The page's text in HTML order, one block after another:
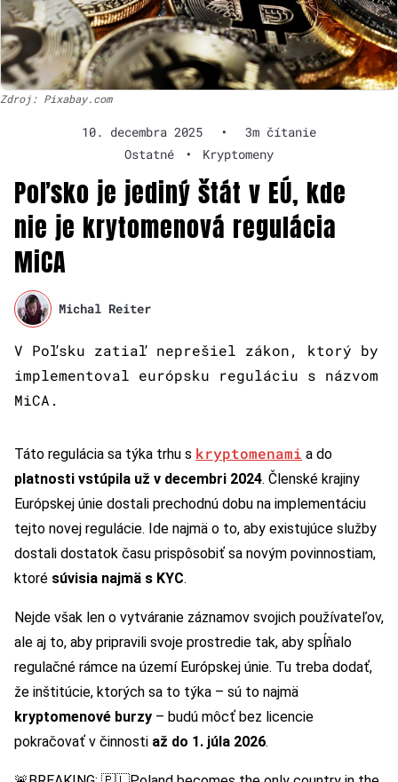
Zdroj: Pixabay.com
10. decembra 2025 •
3m čítanie
Ostatné
• Kryptomeny
Poľsko je jediný štát v EÚ, kde
nie je krytomenová regulácia
MiCA
Michal Reiter
V Poľsku zatiaľ neprešiel zákon, ktorý by
implementoval európsku reguláciu s názvom
MiCA.
Táto regulácia sa týka trhu s kryptomenami a do
platnosti vstúpila už v decembri 2024. Členské krajiny
Európskej únie dostali prechodnú dobu na implementáciu
tejto novej regulácie. Ide najmä o to, aby existujúce služby
dostali dostatok času prispôsobiť sa novým povinnostiam,
ktoré súvisia najmä s KYC.
Nejde však len o vytváranie záznamov svojich používateľov,
ale aj to, aby pripravili svoje prostredie tak, aby spĺňalo
regulačné rámce na území Európskej únie. Tu treba dodať,
že inštitúcie, ktorých sa to týka – sú to najmä
kryptomenové burzy – budú môcť bez licencie
pokračovať v činnosti až do 1. júla 2026.